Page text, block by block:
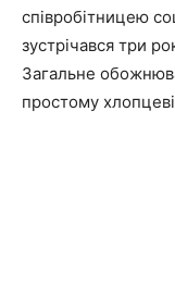
співробітницею
зустрічався три
Загальне
простому